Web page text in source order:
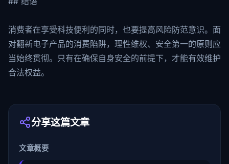
消费者在享受科技便利的同时，也要提高风险防范意识。面
对翻新电子产品的消费陷阱，理性维权、安全第一的原则应
当始终贯彻。只有在确保自身安全的前提下，才能有效维护
合法权益。
分享这篇文章
文章概要